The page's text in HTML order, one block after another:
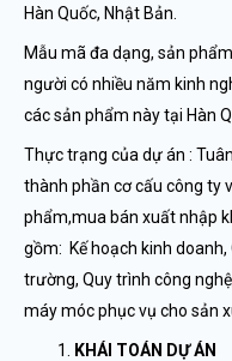
Hàn Quốc, Nhật Bản.
Mẫu mã đa dạng, sản
người có nhiều năm kinh
các sản phẩm này tại Hàn
Thực trạng của dự án :
thành phần cơ cấu công ty
phẩm,mua bán xuất nhập
gồm: Kế hoạch kinh
trường, Quy trình công
máy móc phục vụ cho sản
KHÁI TOÁN DỰ ÁN